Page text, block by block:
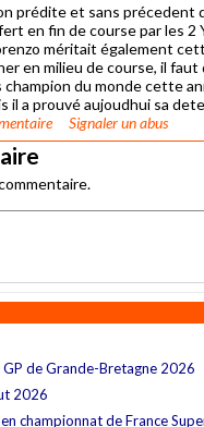
prédite et sans
en fin de course par les 2
méritait également
en milieu de course, il
du monde cette
il a prouvé aujoudhui sa
Signaler un abus
de Grande-Bretagne 2026
2026
championnat de France